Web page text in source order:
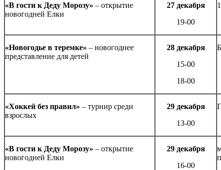
«В гости к Деду Морозу» – открытие
новогодней Елки
27 декабря
19-00
«Новогодье в теремке» – новогоднее
представление для детей
28 декабря
15-00
18-00
«Хоккей без правил» – турнир среди
взрослых
29 декабря
13-00
«В гости к Деду Морозу» – открытие
новогодней Елки
29 декабря
16-00